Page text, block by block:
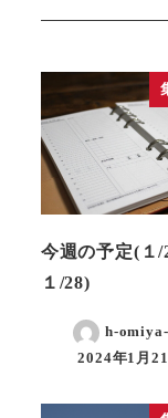
今週の予定(１/
１/28)
h-
2024年1月21